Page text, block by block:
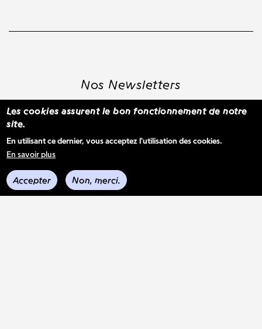
Nos Newsletters
Voir les derniers envois
Les cookies assurent le bon fonctionnement de notre
site.
En utilisant ce dernier, vous acceptez l'utilisation des cookies.
En savoir plus
Accepter Non, merci.